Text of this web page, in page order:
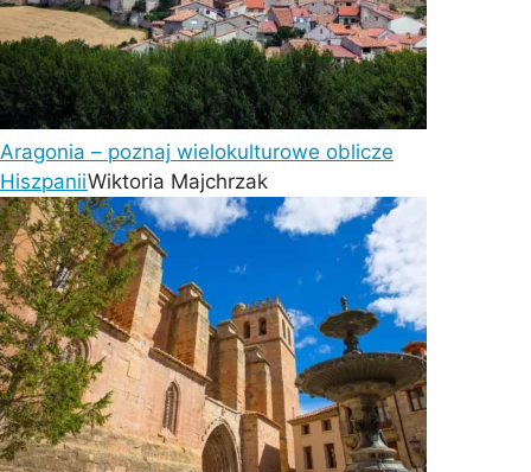
Aragonia – poznaj wielokulturowe oblicze
HiszpaniiWiktoria Majchrzak